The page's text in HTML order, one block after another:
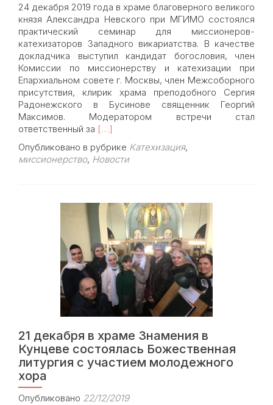
24 декабря 2019 года в храме благоверного великого
князя Александра Невского при МГИМО состоялся
практический семинар для миссионеров-
катехизаторов Западного викариатства. В качестве
докладчика выступил кандидат богословия, член
Комиссии по миссионерству и катехизации при
Епархиальном совете г. Москвы, член Межсоборного
присутствия, клирик храма преподобного Сергия
Радонежского в Бусинове священник Георгий
Максимов. Модератором встречи стал
ответственный за Read
about
В
прошел
практический
семинар
для
миссионеров-
катехизаторов
[…]
Опубликовано в рубрике Катехизация,
миссионерство, Новости
21 декабря в храме Знамения в
Кунцеве состоялась Божественная
литургия с участием молодежного
хора
Опубликовано 22/12/2019